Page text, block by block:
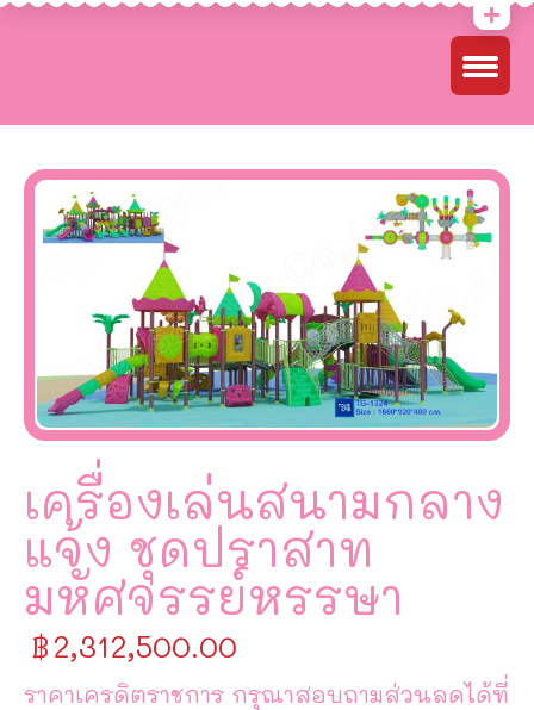
เครื่องเล่นสนามกลาง
แจ้ง ชุดปราสาท
มหัศจรรย์หรรษา
฿2,312,500.00
ราคาเครดิตราชการ กรุณาสอบถามส่วนลดได้ที่